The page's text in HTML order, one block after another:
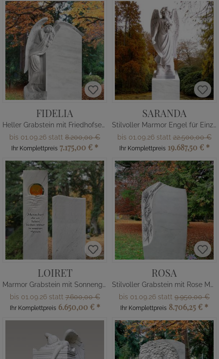
FIDELIA
Heller Grabstein mit Friedhofsengel
bis 01.09.26 statt 8.200,00 €
Ihr Komplettpreis 7.175,00 € *
SARANDA
Stilvoller Marmor Engel für Einzelgrab
bis 01.09.26 statt22.500,00 €
Ihr Komplettpreis 19.687,50 € *
LOIRET
Marmor Grabstein mit Sonnenglas
bis 01.09.26 statt7.600,00 €
Ihr Komplettpreis 6.650,00 € *
ROSA
Stilvoller Grabstein mit Rose Marmor
bis 01.09.26 statt 9.950,00 €
Ihr Komplettpreis 8.706,25 € *